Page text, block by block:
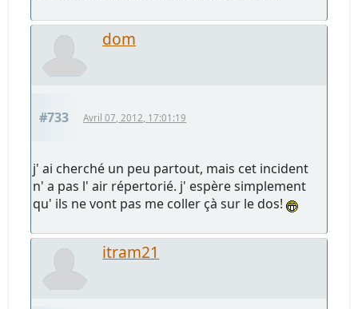
dom
#733 Avril 07, 2012, 17:01:19
j' ai cherché un peu partout, mais cet incident
n' a pas l' air répertorié. j' espère simplement
qu' ils ne vont pas me coller çà sur le dos!
itram21